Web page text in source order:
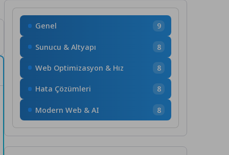
Genel 9
Sunucu & Altyapı 8
Web Optimizasyon & Hız 8
Hata Çözümleri 8
Modern Web & AI 8